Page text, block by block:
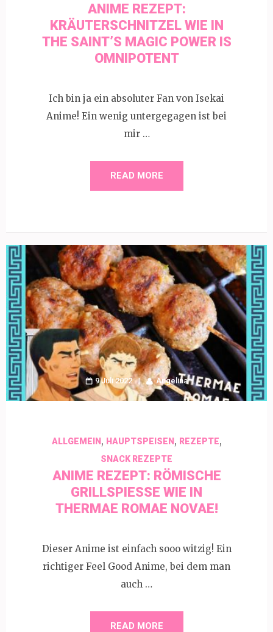
ANIME REZEPT:
KRÄUTERSCHNITZEL WIE IN
THE SAINT’S MAGIC POWER IS
OMNIPOTENT
Ich bin ja ein absoluter Fan von Isekai
Anime! Ein wenig untergegagen ist bei
mir …
READ MORE
9 Juli 2022 Angelina
ALLGEMEIN, HAUPTSPEISEN, REZEPTE,
SNACK REZEPTE
ANIME REZEPT: RÖMISCHE
GRILLSPIESSE WIE IN T
HERMAE ROMAE NOVAE!
Dieser Anime ist einfach sooo witzig! Ein
richtiger Feel Good Anime, bei dem man
auch …
READ MORE